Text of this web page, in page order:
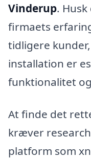
Vinderup.
firmaets
tidligere
installation er
funktionalitet
At finde det
kræver
platform som